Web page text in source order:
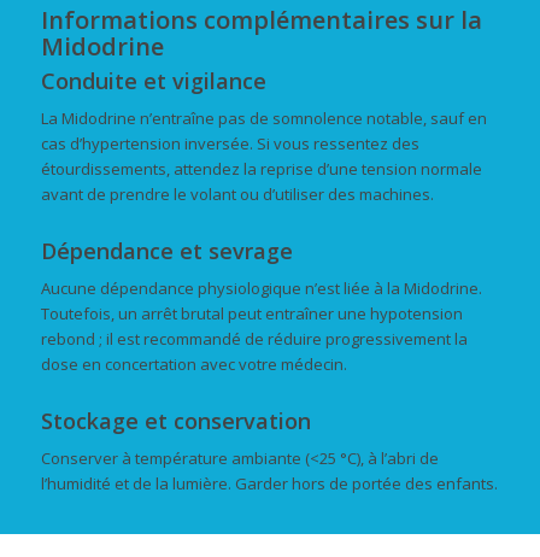
Informations complémentaires sur la
Midodrine
Conduite et vigilance
La Midodrine n’entraîne pas de somnolence notable, sauf en
cas d’hypertension inversée. Si vous ressentez des
étourdissements, attendez la reprise d’une tension normale
avant de prendre le volant ou d’utiliser des machines.
Dépendance et sevrage
Aucune dépendance physiologique n’est liée à la Midodrine.
Toutefois, un arrêt brutal peut entraîner une hypotension
rebond ; il est recommandé de réduire progressivement la
dose en concertation avec votre médecin.
Stockage et conservation
Conserver à température ambiante (<25 °C), à l’abri de
l’humidité et de la lumière. Garder hors de portée des enfants.